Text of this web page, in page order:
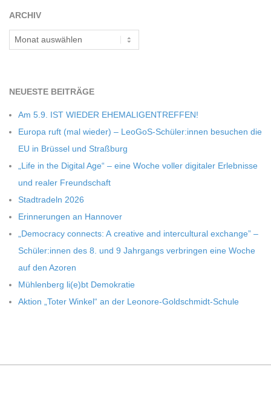
ARCHIV
Archiv
NEU­ESTE BEITRÄGE
Am 5.9. IST WIEDER EHEMALIGENTREFFEN!
Europa ruft (mal wie­der) – LeoGoS-Schüler:innen besu­chen die
EU in Brüs­sel und Straßburg
„Life in the Digi­tal Age“ – eine Woche vol­ler digi­ta­ler Erleb­nisse
und rea­ler Freundschaft
Stadt­ra­deln 2026
Erin­ne­run­gen an Hannover
„Demo­cracy con­nects: A crea­tive and inter­cul­tu­ral exch­ange” –
Schüler:innen des 8. und 9 Jahr­gangs ver­brin­gen eine Woche
auf den Azoren
Müh­len­berg li(e)bt Demokratie
Aktion „Toter Win­kel“ an der Leonore-Goldschmidt-Schule